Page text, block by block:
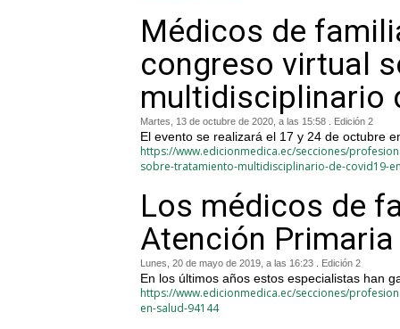
Médicos de
congreso virtual
multidisciplinario
Martes, 13 de octubre de 2020, a las 15:58 . Edición 2
El evento se realizará el 17 y 24 de octubre
https://www.edicionmedica.ec/secciones/
sobre-tratamiento-multidisciplinario-de-covid19-
Los médicos de
Atención Primaria
Lunes, 20 de mayo de 2019, a las 16:23 . Edición 2
En los últimos años estos especialistas han
https://www.edicionmedica.ec/secciones/
en-salud-94144